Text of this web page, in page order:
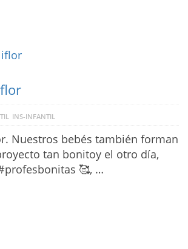
INS-INFANTIL
Nuestros bebés también forman
tan bonitoy el otro día,
🥰, …